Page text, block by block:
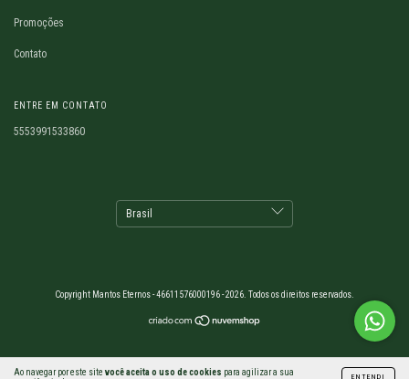
Ao navegar por este site você aceita o uso de cookies para agilizar a sua
ENTENDI
Promoções
Contato
ENTRE EM CONTATO
5553991533860
Copyright Mantos Eternos - 46611576000196 - 2026. Todos os direitos reservados.